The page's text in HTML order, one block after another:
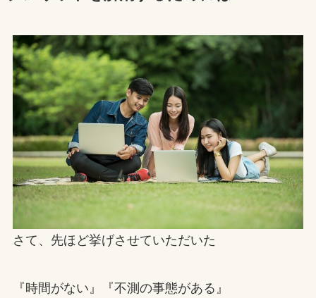
さて、先ほど挙げさせていただいた
『時間がない』『不測の事態がある』